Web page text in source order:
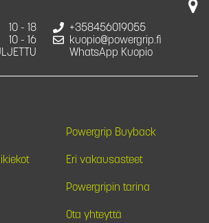
10 - 18
10 - 16
+358456019055
kuopio@powergrip.fi
WhatsApp Kuopio
Powergrip Buyback
Eri vakausasteet
Powergripin tarina
Ota yhteyttä